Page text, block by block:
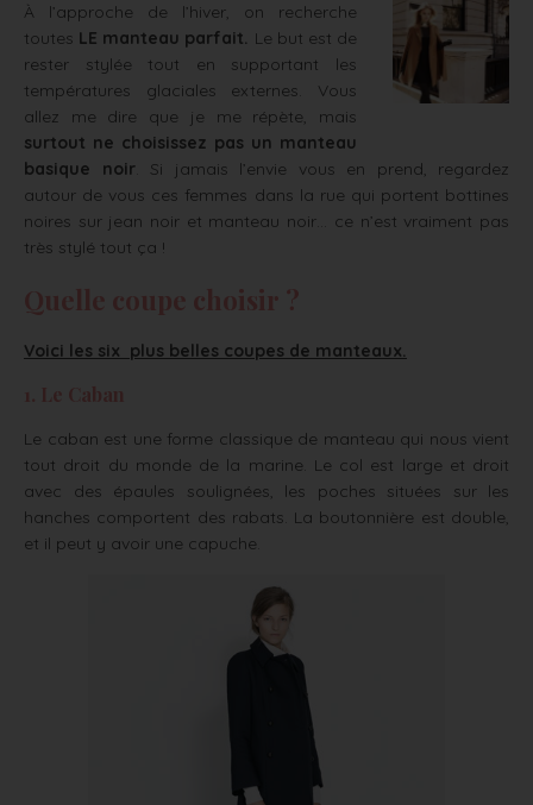
À l’approche de l’hiver, on recherche
toutes LE manteau parfait. Le but est de
rester stylée tout en supportant les
températures glaciales externes. Vous
allez me dire que je me répète, mais
surtout ne choisissez pas un manteau
basique noir. Si jamais l’envie vous en prend, regardez
autour de vous ces femmes dans la rue qui portent bottines
noires sur jean noir et manteau noir… ce n’est vraiment pas
très stylé tout ça !
Voici les six plus belles coupes de manteaux.
Le caban est une forme classique de manteau qui nous vient
tout droit du monde de la marine. Le col est large et droit
avec des épaules soulignées, les poches situées sur les
hanches comportent des rabats. La boutonnière est double,
et il peut y avoir une capuche.